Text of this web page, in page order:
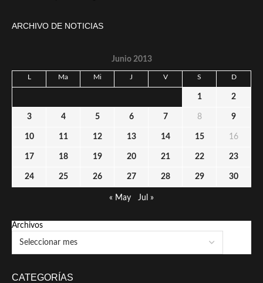
ARCHIVO DE NOTICIAS
Junio 2013
L Ma Mi J V S D
1 2
3 4 5 6 7 8 9
10 11 12 13 14 15 16
17 18 19 20 21 22 23
24 25 26 27 28 29 30
« May Jul »
Archivos
CATEGORÍAS